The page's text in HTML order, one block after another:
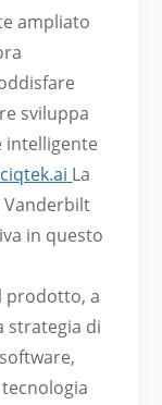
ampliato
sviluppa
intelligente
La
Vanderbilt
in questo
prodotto, a
strategia di